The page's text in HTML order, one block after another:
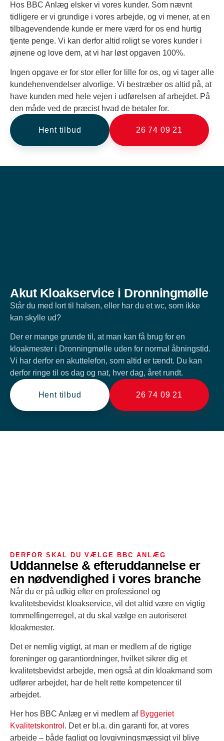
Hos BBC Anlæg elsker vi vores kunder. Som nævnt
tidligere er vi grundige i vores arbejde, og vi mener, at en
tilbagevendende kunde er mere værd for os end hurtig
tjente penge. Vi kan derfor altid roligt se vores kunder i
øjnene og love dem, at vi har løst opgaven 100%.
Ingen opgave er for stor eller for lille for os, og vi tager alle
kundehenvendelser alvorlige. Vi bestræber os altid på, at
have kunden med hele vejen i udførelsen af arbejdet. På
den måde ved de præcist hvad de betaler for.
Hent tilbud 26 74 09 21
Akut Kloakservice i Dronningmølle
Står du med lort til halsen, eller har du et wc, som ikke
kan skylle ud?
Der er mange grunde til, at man kan få brug for en
kloakmester i Dronningmølle uden for normal åbningstid.
Vi har derfor en akuttelefon, som altid er tændt. Du kan
derfor ringe til os dag og nat, hver dag, året rundt.
Hent tilbud 26 74 09 21
DERFOR SKAL DU VÆLGE BBC ANLÆG
Uddannelse & efteruddannelse er
en nødvendighed i vores branche
Når du er på udkig efter en professionel og
kvalitetsbevidst kloakservice, vil det altid være en vigtig
tommelfingerregel, at du skal vælge en autoriseret
kloakmester.
Det er nemlig vigtigt, at man er medlem af de rigtige
foreninger og garantiordninger, hvilket sikrer dig et
kvalitetsbevidst arbejde, men også at din kloakmand som
udfører arbejdet, har de helt rette kompetencer til
arbejdet.
Her hos BBC Anlæg er vi medlem af Byggeriet
Kvalitetskontrol . Det er bl.a. din garanti for, at vores
arbejde – både fagligt og lovgivningsmæssigt vil blive